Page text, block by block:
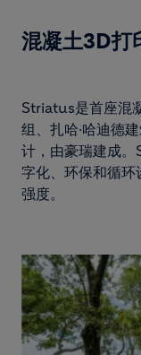
混凝土3D打
Striatus是首座混
组、扎哈·哈迪德
计，由豪瑞建成
字化、环保和循环
强度。